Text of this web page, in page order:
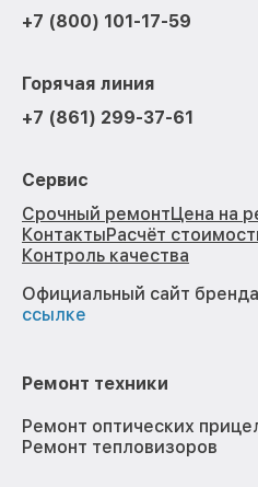
+7 (800) 101-17-59
Горячая линия
+7 (861) 299-37-61
Сервис
Срочный ремонтЦена на
КонтактыРасчёт
Контроль качества
Официальный сайт
ссылке
Ремонт техники
Ремонт оптических
Ремонт тепловизоров